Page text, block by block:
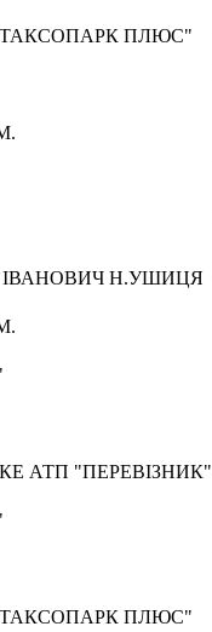
ПЛЮС"
Н.УШИЦЯ
АТП "ПЕРЕВІЗНИК"
ПЛЮС"